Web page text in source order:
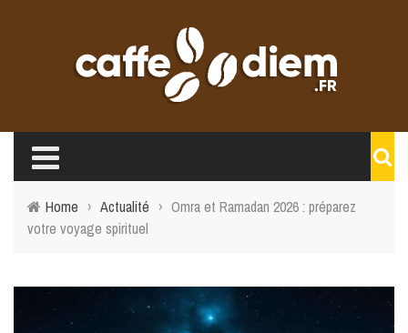
Home › Actualité › Omra et Ramadan 2026 : préparez
votre voyage spirituel